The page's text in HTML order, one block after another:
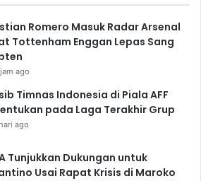
Romero Masuk Radar Arsenal
Tottenham Enggan Lepas Sang
ago
Timnas Indonesia di Piala AFF
pada Laga Terakhir Grup
ago
Tunjukkan Dukungan untuk
Usai Rapat Krisis di Maroko